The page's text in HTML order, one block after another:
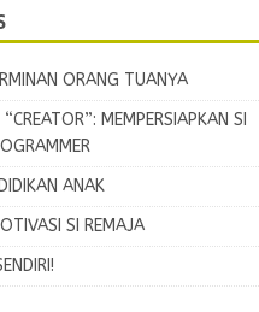
ORANG TUANYA
MEMPERSIAPKAN SI
ANAK
SI REMAJA